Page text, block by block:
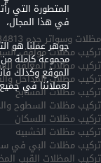
المتطورة التي
في هذا المجال،
جوهر عملنا هو
مجموعة كاملة
الموقع وكذلك
لعملائنا في
مظلات وسواتر جده 0503384813
تركيب مظلات مواقف
تركيب مظلات المعلقه
تركيب مظلات المداخل
تركيب مظلات المسابح
تركيب مظلات السطوح
تركيب مظلات اللسكان
تركيب مظلات الخشبيه
تركيب مظلات البي في
تركيب المظلات القبب